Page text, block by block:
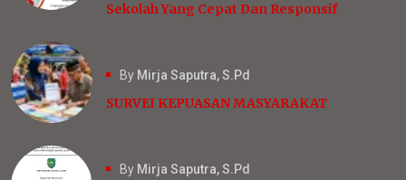
Sekolah Yang Cepat Dan Responsif
By Mirja Saputra, S.Pd
SURVEI KEPUASAN MASYARAKAT
By Mirja Saputra, S.Pd